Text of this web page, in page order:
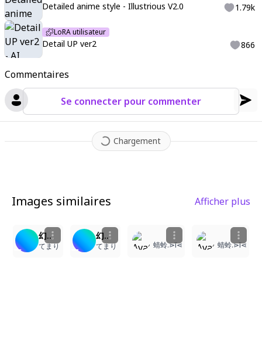
Commentaires
Se connecter pour commenter
Chargement
Detailed anime style - Illustrious V2.0 1.79k
LoRA utilisateur
Detail UP ver2 866
Images similaires Afficher plus
幻想の雪の女王
てまり
幻想的な青髪の神々しい姫君
てまり 蜻蛉.⋗ï⋖ 蜻蛉.⋗ï⋖